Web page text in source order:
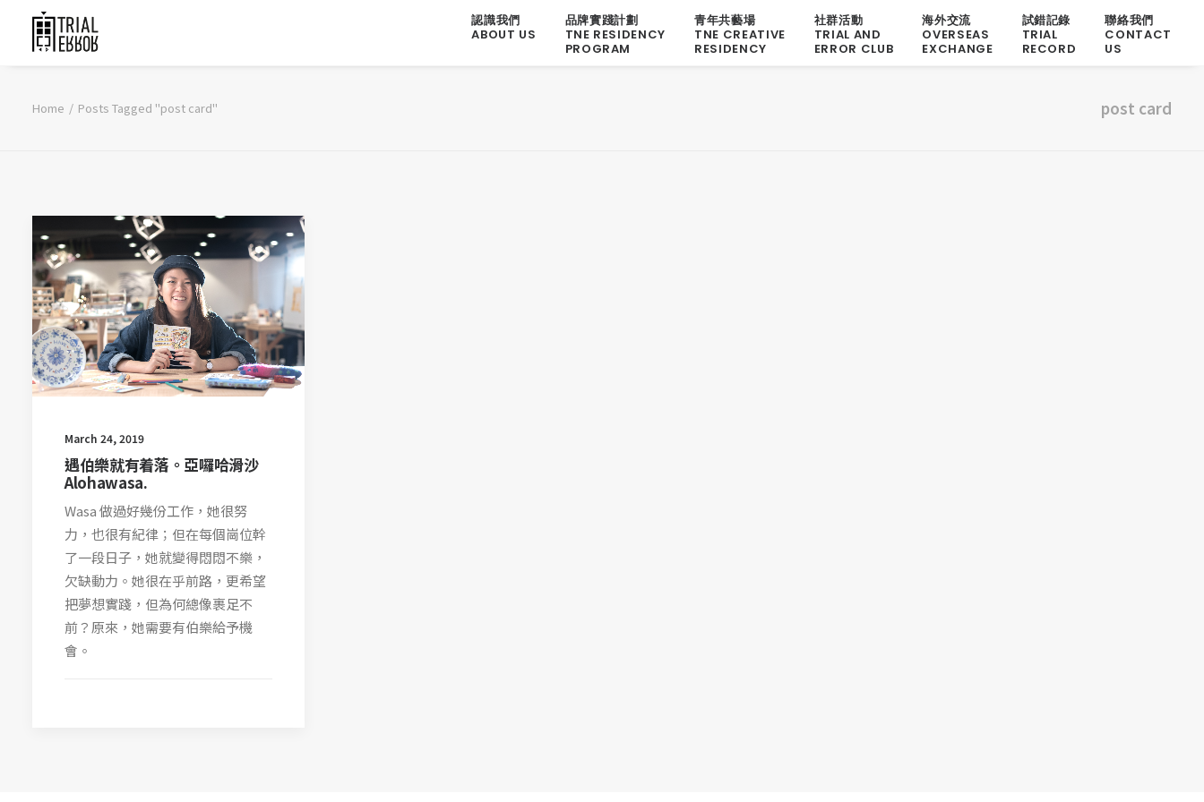
認識我們
ABOUT US
品牌實踐計劃
TNE RESIDENCY
PROGRAM
青年共藝場
TNE CREATIVE
RESIDENCY
社群活動
TRIAL AND
ERROR CLUB
海外交流
OVERSEAS
EXCHANGE
試錯記錄
TRIAL
RECORD
聯絡我們
CONTACT
US
post card
Home Posts Tagged "post card"
March 24, 2019
遇伯樂就有着落。亞囉哈滑沙
Alohawasa.
Wasa 做過好幾份工作，她很努
力，也很有紀律；但在每個崗位幹
了一段日子，她就變得悶悶不樂，
欠缺動力。她很在乎前路，更希望
把夢想實踐，但為何總像裹足不
前？原來，她需要有伯樂給予機
會。